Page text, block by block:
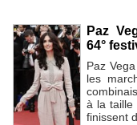
Paz
64°
Paz
les
à la taille
finissent